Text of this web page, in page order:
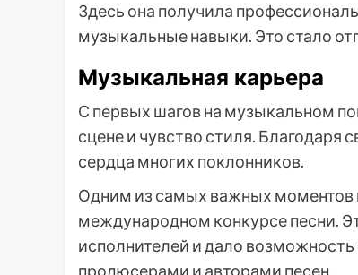
Здесь она получила
музыкальные навыки. Это стало
Музыкальная карьера
С первых шагов на музыкальном
сцене и чувство стиля. Благодаря
сердца многих поклонников.
Одним из самых важных моментов
международном конкурсе песни.
исполнителей и дало
продюсерами и авторами песен.